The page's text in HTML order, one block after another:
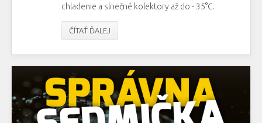
chladenie a slnečné kolektory až do - 35°C.
ČÍTAŤ ĎALEJ